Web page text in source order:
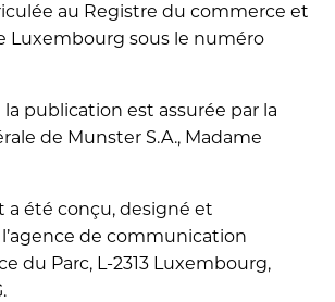
au Registre du commerce et
Luxembourg sous le numéro
publication est assurée par la
de Munster S.A., Madame
a été conçu, designé et
de communication
du Parc, L-2313 Luxembourg,